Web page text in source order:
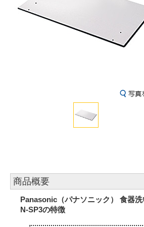
商品概要
Panasonic（パナソニック） 食器
N-SP3の特徴